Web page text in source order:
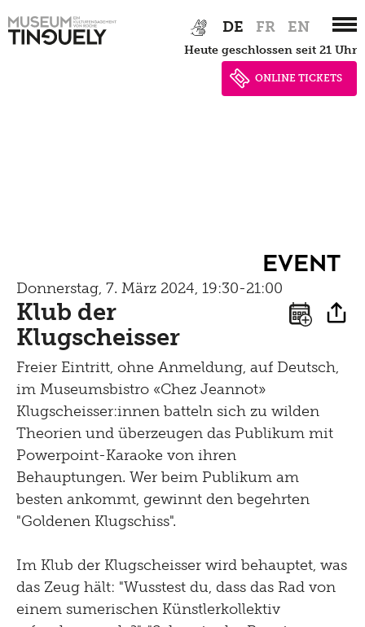
Hauptnavigation
to
DE FR EN
heute geschlossen seit 21 Uhr
ONLINE TICKETS
Kultur Inklusiv
Menu
Shop
Event
Donnerstag, 7. März 2024, 19:30-21:00
Klub der
Klugscheisser
Freier Eintritt, ohne Anmeldung, auf Deutsch,
im Museumsbistro «Chez Jeannot»
Klugscheisser:innen batteln sich zu wilden
Theorien und überzeugen das Publikum mit
Powerpoint-Karaoke von ihren
Behauptungen. Wer beim Publikum am
besten ankommt, gewinnt den begehrten
"Goldenen Klugschiss".
Im Klub der Klugscheisser wird behauptet, was
das Zeug hält: "Wusstest du, dass das Rad von
einem sumerischen Künstlerkollektiv